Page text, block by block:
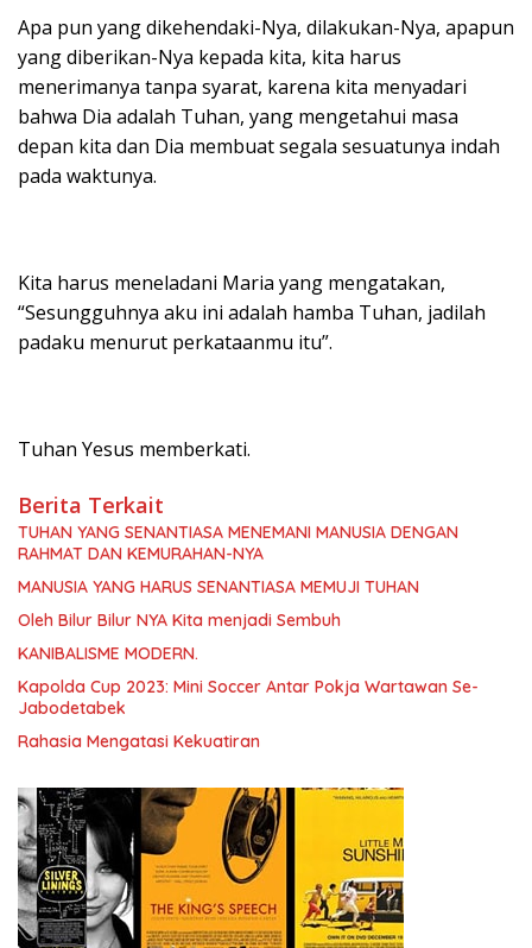
Apa pun yang dikehendaki-Nya, dilakukan-Nya, apapun
yang diberikan-Nya kepada kita, kita harus
menerimanya tanpa syarat, karena kita menyadari
bahwa Dia adalah Tuhan, yang mengetahui masa
depan kita dan Dia membuat segala sesuatunya indah
pada waktunya.
Kita harus meneladani Maria yang mengatakan,
“Sesungguhnya aku ini adalah hamba Tuhan, jadilah
padaku menurut perkataanmu itu”.
Tuhan Yesus memberkati.
Berita Terkait
TUHAN YANG SENANTIASA MENEMANI MANUSIA DENGAN
RAHMAT DAN KEMURAHAN-NYA
MANUSIA YANG HARUS SENANTIASA MEMUJI TUHAN
Oleh Bilur Bilur NYA Kita menjadi Sembuh
KANIBALISME MODERN.
Kapolda Cup 2023: Mini Soccer Antar Pokja Wartawan Se-
Jabodetabek
Rahasia Mengatasi Kekuatiran